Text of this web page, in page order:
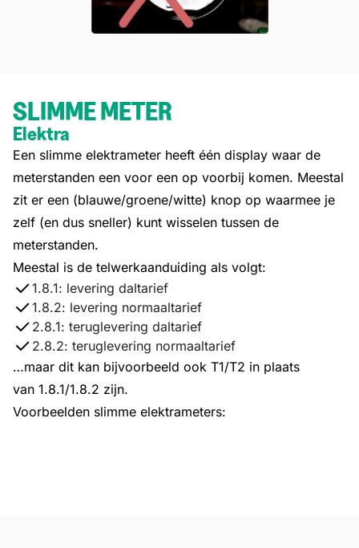
SLIMME METER
Elektra
Een slimme elektrameter heeft één display waar de
meterstanden een voor een op voorbij komen. Meestal
zit er een (blauwe/groene/witte) knop op waarmee je
zelf (en dus sneller) kunt wisselen tussen de
meterstanden.
Meestal is de telwerkaanduiding als volgt:
1.8.1: levering daltarief
1.8.2: levering normaaltarief
2.8.1: teruglevering daltarief
2.8.2: teruglevering normaaltarief
…maar dit kan bijvoorbeeld ook T1/T2 in plaats
van 1.8.1/1.8.2 zijn.
Voorbeelden slimme elektrameters: